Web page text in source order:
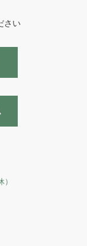
さい